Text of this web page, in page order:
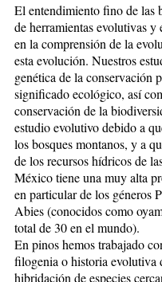
El entendimiento fino de las
de herramientas evolutivas y
en la comprensión de la
esta evolución. Nuestros
genética de la conservación
significado ecológico, así
conservación de la
estudio evolutivo debido a
los bosques montanos, y a
de los recursos hídricos de
México tiene una muy alta
en particular de los géneros
Abies (conocidos como
total de 30 en el mundo).
En pinos hemos trabajado
filogenia o historia evolutiva
hibridación de especies